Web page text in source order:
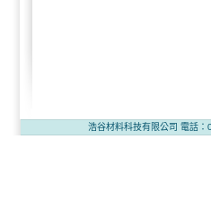
浩谷材料科技有限公司 電話